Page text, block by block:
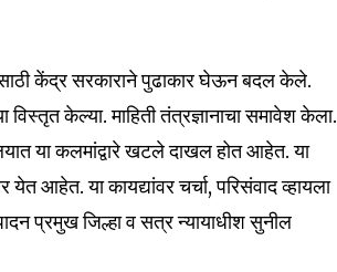
केंद्र सरकाराने पुढाकार घेऊन बदल केले.
केल्या. माहिती तंत्रज्ञानाचा समावेश केला.
या कलमांद्वारे खटले दाखल होत आहेत. या
आहेत. या कायद्यांवर चर्चा, परिसंवाद व्हायला
प्रमुख जिल्हा व सत्र न्यायाधीश सुनील